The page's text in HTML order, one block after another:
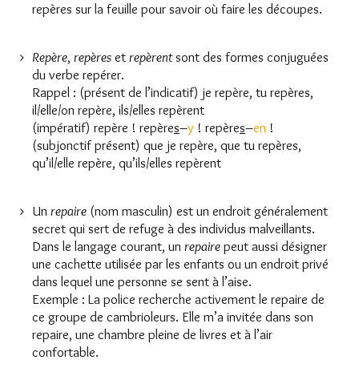
repères sur la feuille pour savoir où faire les découpes.
Repère, repères et repèrentsont des formes conjuguées
du verbe repérer.
Rappel : (présent de l’indicatif) je repère, tu repères,
il/elle/on repère, ils/elles repèrent
(impératif) repère ! repères–y ! repères–en !
(subjonctif présent) que je repère, que tu repères,
qu’il/elle repère, qu’ils/elles repèrent
Un repaire (nom masculin) est un endroit généralement
secret qui sert de refuge à des individus malveillants.
Dans le langage courant, un repaire peut aussi désigner
une cachette utilisée par les enfants ou un endroit privé
dans lequel une personne se sent à l’aise.
Exemple : La police recherche activement le repaire de
ce groupe de cambrioleurs. Elle m’a invitée dans son
repaire, une chambre pleine de livres et à l’air
confortable.